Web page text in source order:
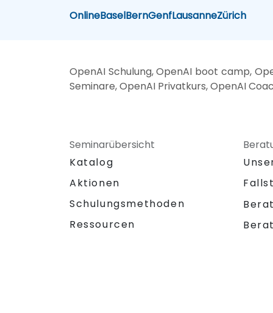
OnlineBaselBernGenfLausanneZürich
OpenAI Schulung, OpenAI boot camp,
Seminare, OpenAI Privatkurs, OpenAI
Seminarübersicht
Katalog
Aktionen
Schulungsmethoden
Ressourcen